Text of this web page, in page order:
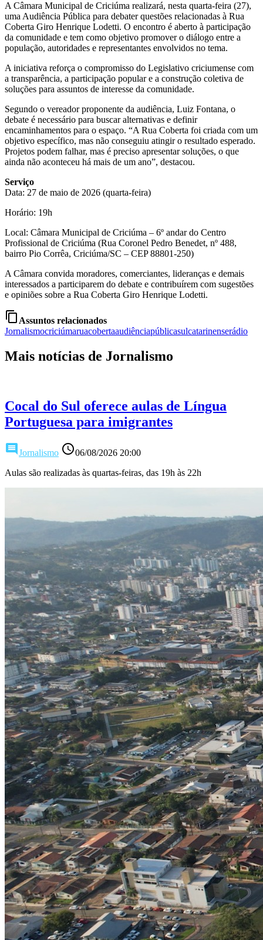
A Câmara Municipal de Criciúma realizará, nesta quarta-feira (27),
uma Audiência Pública para debater questões relacionadas à Rua
Coberta Giro Henrique Lodetti. O encontro é aberto à participação
da comunidade e tem como objetivo promover o diálogo entre a
população, autoridades e representantes envolvidos no tema.
A iniciativa reforça o compromisso do Legislativo criciumense com
a transparência, a participação popular e a construção coletiva de
soluções para assuntos de interesse da comunidade.
Segundo o vereador proponente da audiência, Luiz Fontana, o
debate é necessário para buscar alternativas e definir
encaminhamentos para o espaço. “A Rua Coberta foi criada com um
objetivo específico, mas não conseguiu atingir o resultado esperado.
Projetos podem falhar, mas é preciso apresentar soluções, o que
ainda não aconteceu há mais de um ano”, destacou.
Serviço
Data: 27 de maio de 2026 (quarta-feira)
Horário: 19h
Local: Câmara Municipal de Criciúma – 6º andar do Centro
Profissional de Criciúma (Rua Coronel Pedro Benedet, nº 488,
bairro Pio Corrêa, Criciúma/SC – CEP 88801-250)
A Câmara convida moradores, comerciantes, lideranças e demais
interessados a participarem do debate e contribuírem com sugestões
e opiniões sobre a Rua Coberta Giro Henrique Lodetti.
content_copy Assuntos relacionados
Jornalismocriciúmaruacobertaaudiênciapúblicasulcatarinenserádio
Mais notícias de Jornalismo
Cocal do Sul oferece aulas de Língua
Portuguesa para imigrantes
comment Jornalismo access_time06/08/2026 20:00
Aulas são realizadas às quartas-feiras, das 19h às 22h